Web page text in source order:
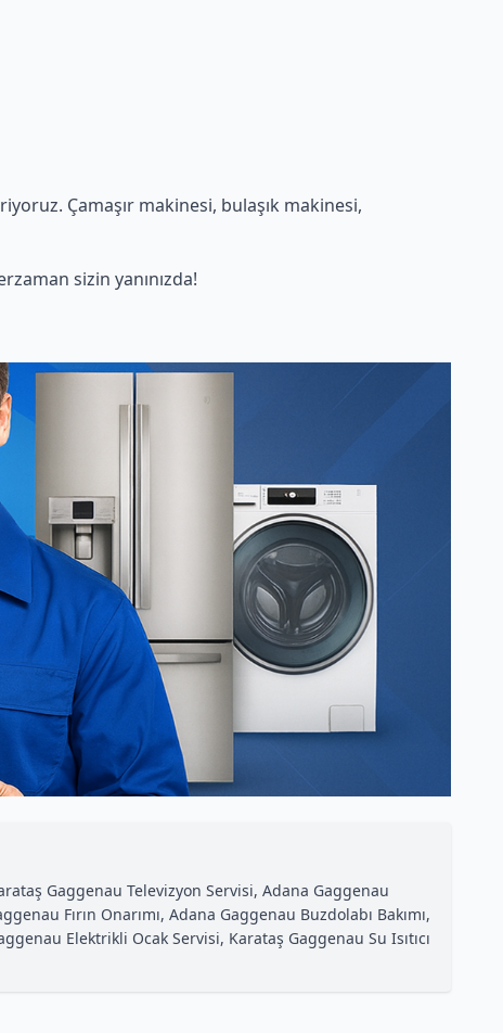
Çamaşır makinesi, bulaşık makinesi,
sizin yanınızda!
Gaggenau Televizyon Servisi, Adana Gaggenau
Fırın Onarımı, Adana Gaggenau Buzdolabı Bakımı,
Elektrikli Ocak Servisi, Karataş Gaggenau Su Isıtıcı